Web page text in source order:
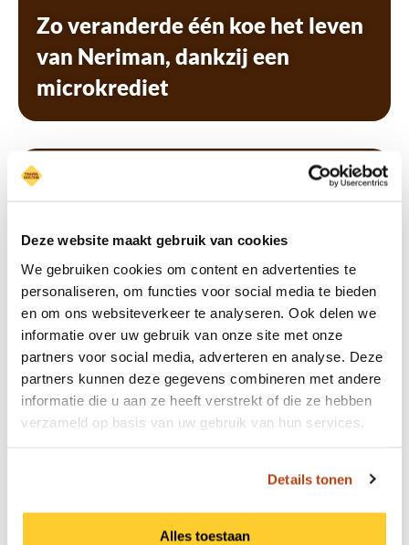
Deze website maakt gebruik van cookies
We gebruiken cookies om content en advertenties te
personaliseren, om functies voor social media te bieden
en om ons websiteverkeer te analyseren. Ook delen we
informatie over uw gebruik van onze site met onze
partners voor social media, adverteren en analyse. Deze
partners kunnen deze gegevens combineren met andere
informatie die u aan ze heeft verstrekt of die ze hebben
verzameld op basis van uw gebruik van hun services.
Details tonen
Alles toestaan
Zo veranderde één koe het leven
van Neriman, dankzij een
microkrediet
Hoe microkredieten
ondernemers in Egypte helpen
bloeien